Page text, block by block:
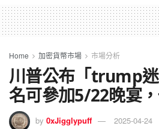
Home 加密貨幣市場 市場分析
川普公布「trump
名可參加5/22晚宴
by 0xJigglypuff 2025-04-24